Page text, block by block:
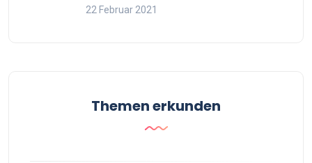
22 Februar 2021
Themen erkunden